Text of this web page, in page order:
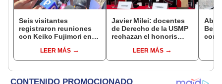
Seis visitantes
registraron reuniones
con Keiko Fujimori en
presidenta se
encontraba en Junín
LEER MÁS
Javier Milei: docentes
de Derecho de la USMP
rechazan el honoris
presidente de Argentina
LEER MÁS